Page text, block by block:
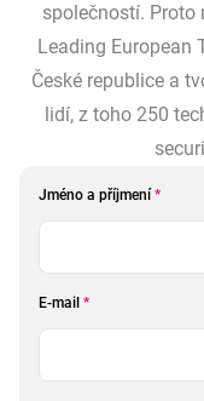
společností. Proto
Leading European
České republice a
lidí, z toho 250
Jméno a příjmení *
E-mail *